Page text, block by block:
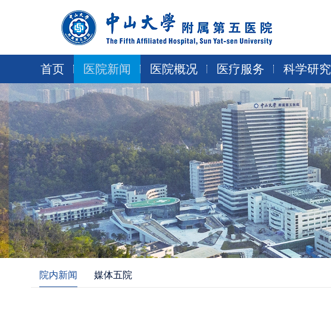
容
首页 医院新闻 医院概况 医疗服务 科学研究
院内新闻 媒体五院